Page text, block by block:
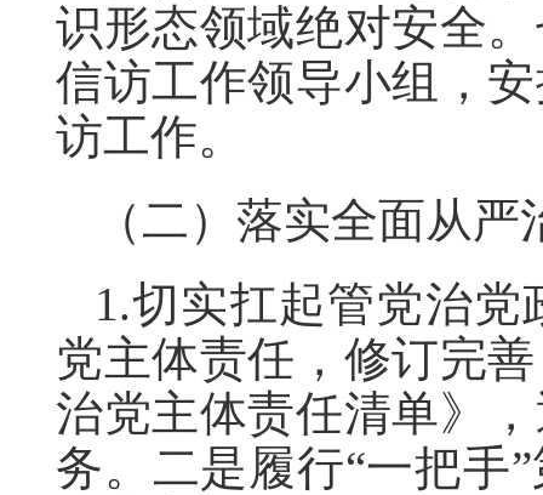
识形态领域绝对安全
信访工作领导小组，
访工作。
（二）落实全面从
1.切实扛起管党治
党主体责任，修订完
治党主体责任清单》
务。二是履行“一把手